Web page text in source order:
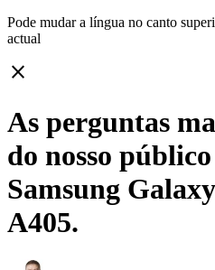
Pode mudar a língua no canto
actual
close
As perguntas
do nosso
Samsung
A405.